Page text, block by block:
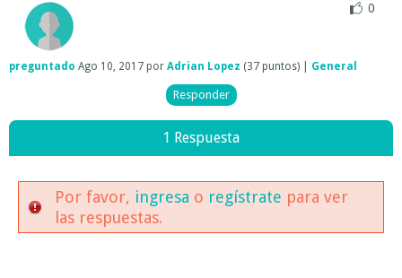
0
preguntado Ago 10, 2017 por Adrian Lopez (37 puntos) General
1 Respuesta
Por favor, ingresa o regístrate para ver
las respuestas.